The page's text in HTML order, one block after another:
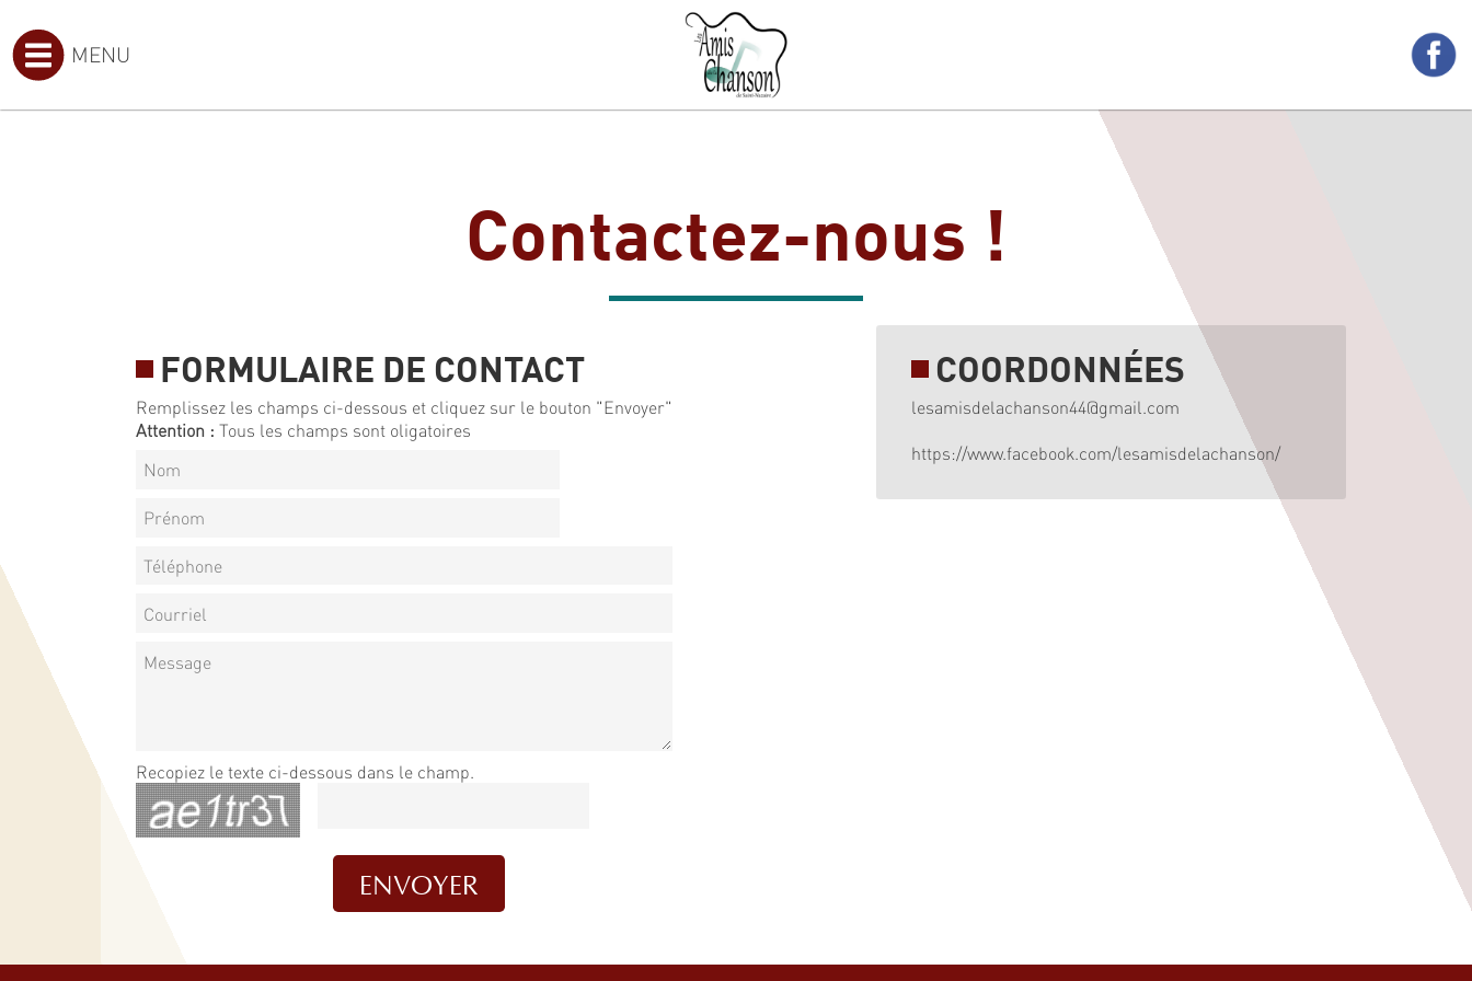
MENU
Contactez-nous !
COORDONNÉES
lesamisdelachanson44@gmail.com
https://www.facebook.com/lesamisdelachanson/
FORMULAIRE DE CONTACT
Remplissez les champs ci-dessous et cliquez sur le bouton "Envoyer"
Attention : Tous les champs sont oligatoires
Recopiez le texte ci-dessous dans le champ.